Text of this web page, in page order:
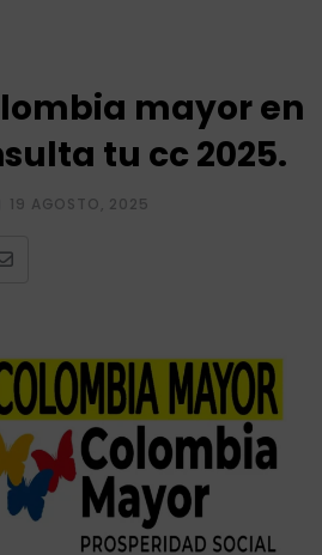
mayor en
tu cc 2025.
19 AGOSTO, 2025
Share